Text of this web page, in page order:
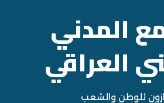
المدني
العراقي
للوطن والشعب